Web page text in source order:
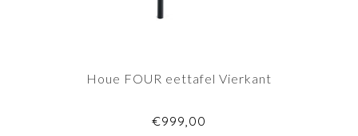
Houe FOUR eettafel Vierkant
€999,00